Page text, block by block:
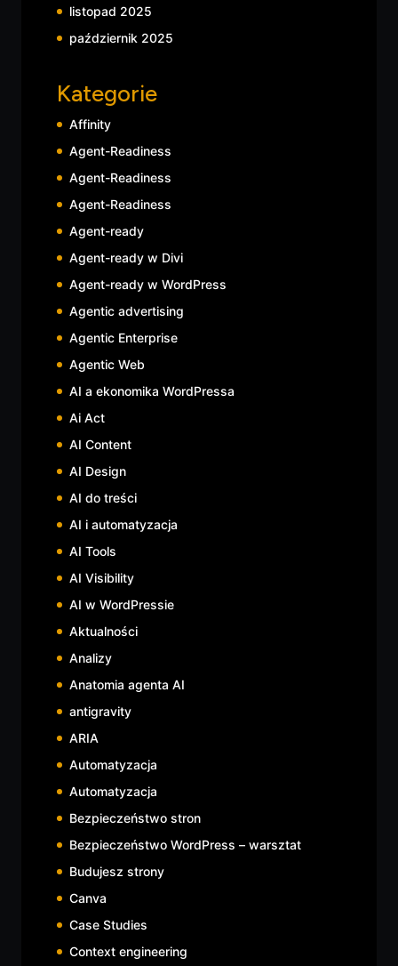
listopad 2025
październik 2025
Kategorie
Affinity
Agent-Readiness
Agent-Readiness
Agent-Readiness
Agent-ready
Agent-ready w Divi
Agent-ready w WordPress
Agentic advertising
Agentic Enterprise
Agentic Web
AI a ekonomika WordPressa
Ai Act
AI Content
AI Design
AI do treści
AI i automatyzacja
AI Tools
AI Visibility
AI w WordPressie
Aktualności
Analizy
Anatomia agenta AI
antigravity
ARIA
Automatyzacja
Automatyzacja
Bezpieczeństwo stron
Bezpieczeństwo WordPress – warsztat
Budujesz strony
Canva
Case Studies
Context engineering